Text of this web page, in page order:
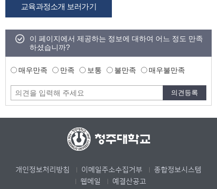
교육과정소개 보러가기
이 페이지에서 제공하는 정보에 대하여 어느 정도 만족
하셨습니까?
매우만족 만족 보통 불만족 매우불만족
개인정보처리방침 이메일주소수집거부
종합정보시스템
웹메일
예결산공고